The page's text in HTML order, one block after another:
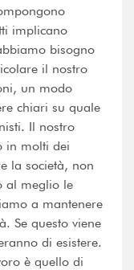
implicano
bisogno
il nostro
un modo
chiari su quale
Il nostro
in molti dei
la società, non
al meglio le
a mantenere
Se questo viene
di esistere.
è quello di